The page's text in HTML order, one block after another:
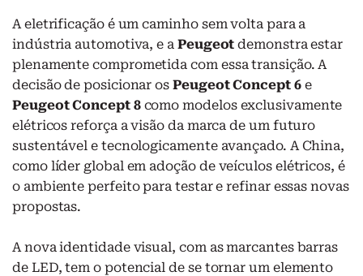
A eletrificação é um caminho sem volta para a
indústria automotiva, e a Peugeot demonstra estar
plenamente comprometida com essa transição. A
decisão de posicionar os Peugeot Concept 6e
Peugeot Concept 8como modelos exclusivamente
elétricos reforça a visão da marca de um futuro
sustentável e tecnologicamente avançado. A China,
como líder global em adoção de veículos elétricos, é
o ambiente perfeito para testar e refinar essas novas
propostas.
A nova identidade visual, com as marcantes barras
de LED, tem o potencial de se tornar um elemento